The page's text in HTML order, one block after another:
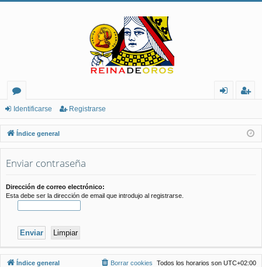
or
os
nt
ifi
ist
ra
Identificarse Registrarse
Índice general
Enviar contraseña
Dirección de correo electrónico:
Esta debe ser la dirección de email que introdujo al registrarse.
Índice general Todos los horarios son UTC+02:00
Borrar cookies